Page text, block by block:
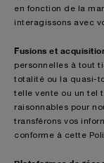
en fonction de la
interagissons avec
Fusions et
personnelles à tout
totalité ou la quasi-
telle vente ou un tel
raisonnables pour
transférons vos
conforme à cette